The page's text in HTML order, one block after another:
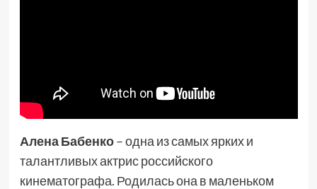
Алена Бабенко– одна из самых ярких и
талантливых актрис российского
кинематографа. Родилась она в маленьком